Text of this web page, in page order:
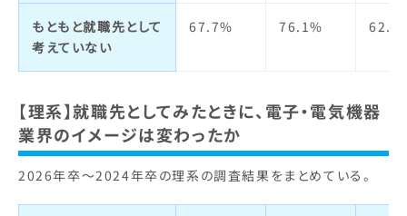
もともと就職先として
考えていない
67.7% 76.1%
【理系】就職先としてみたときに、電子・電気機器
業界のイメージは変わったか
2026年卒～2024年卒の理系の調査結果をまとめている。